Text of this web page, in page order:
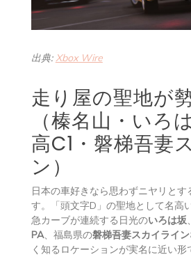
出典:Xbox Wire
走り屋の聖地が
（榛名山・いろ
高C1・磐梯吾妻
ン）
日本の車好きなら思わずニヤリとす
す。「頭文字D」の聖地として名高
急カーブが連続する日光のいろは坂
PA、福島県の磐梯吾妻スカイライン
く知るロケーションが実名に近い形